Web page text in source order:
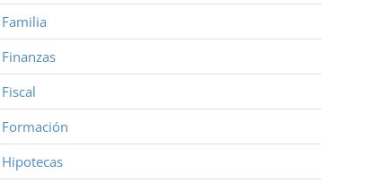
Familia
Finanzas
Fiscal
Formación
Hipotecas